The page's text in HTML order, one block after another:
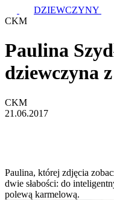
DZIEWCZYNY
CKM
Paulina
dziewczyna
CKM
21.06.2017
Paulina, której zdjęcia
dwie słabości: do
polewą karmelową.